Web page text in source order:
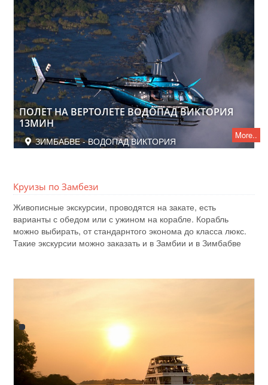
More..
ПОЛЕТ НА ВЕРТОЛЕТЕ ВОДОПАД ВИКТОРИЯ
13МИН
ЗИМБАБВЕ - ВОДОПАД ВИКТОРИЯ
Круизы по Замбези
Живописные экскурсии, проводятся на закате, есть
варианты с обедом или с ужином на корабле. Корабль
можно выбирать, от стандарнтого эконома до класса люкс.
Такие экскурсии можно заказать и в Замбии и в Зимбабве